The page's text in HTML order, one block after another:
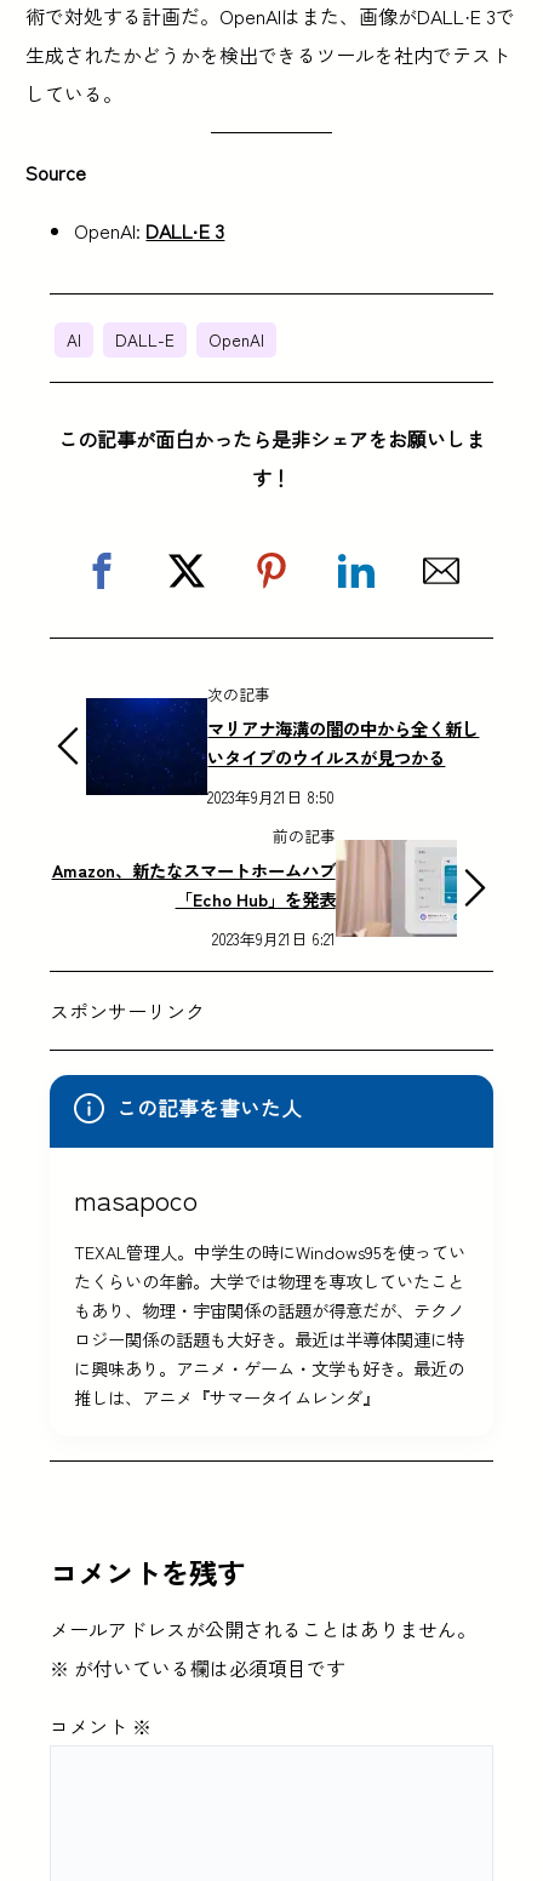
術で対処する計画だ。OpenAIはまた、画像がDALL·E 3で
生成されたかどうかを検出できるツールを社内でテスト
している。
Source
OpenAI: DALL·E 3
AI DALL-E OpenAI
この記事が面白かったら是非シェアをお願いしま
す！
次の記事
マリアナ海溝の闇の中から全く新し
いタイプのウイルスが見つかる
2023年9月21日 8:50
前の記事
Amazon、新たなスマートホームハブ
「Echo Hub」を発表
2023年9月21日 6:21
スポンサーリンク
この記事を書いた人
masapoco
TEXAL管理人。中学生の時にWindows95を使ってい
たくらいの年齢。大学では物理を専攻していたこと
もあり、物理・宇宙関係の話題が得意だが、テクノ
ロジー関係の話題も大好き。最近は半導体関連に特
に興味あり。アニメ・ゲーム・文学も好き。最近の
推しは、アニメ『サマータイムレンダ』
コメントを残す
メールアドレスが公開されることはありません。
※ が付いている欄は必須項目です
コメント ※